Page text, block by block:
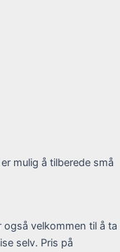
mulig å tilberede små
også velkommen til å ta
selv. Pris på